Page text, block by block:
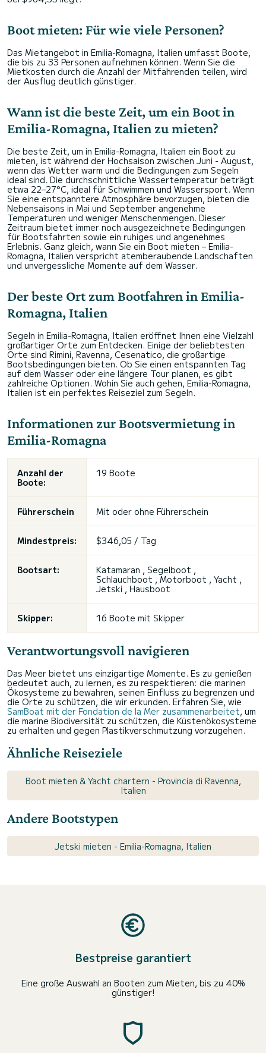
Boot mieten: Für wie viele Personen?
Das Mietangebot in Emilia-Romagna, Italien umfasst Boote,
die bis zu 33 Personen aufnehmen können. Wenn Sie die
Mietkosten durch die Anzahl der Mitfahrenden teilen, wird
der Ausflug deutlich günstiger.
Wann ist die beste Zeit, um ein Boot in
Emilia-Romagna, Italien zu mieten?
Die beste Zeit, um in Emilia-Romagna, Italien ein Boot zu
mieten, ist während der Hochsaison zwischen Juni - August,
wenn das Wetter warm und die Bedingungen zum Segeln
ideal sind. Die durchschnittliche Wassertemperatur beträgt
etwa 22–27°C, ideal für Schwimmen und Wassersport. Wenn
Sie eine entspanntere Atmosphäre bevorzugen, bieten die
Nebensaisons in Mai und September angenehme
Temperaturen und weniger Menschenmengen. Dieser
Zeitraum bietet immer noch ausgezeichnete Bedingungen
für Bootsfahrten sowie ein ruhiges und angenehmes
Erlebnis. Ganz gleich, wann Sie ein Boot mieten – Emilia-
Romagna, Italien verspricht atemberaubende Landschaften
und unvergessliche Momente auf dem Wasser.
Der beste Ort zum Bootfahren in Emilia-
Romagna, Italien
Segeln in Emilia-Romagna, Italien eröffnet Ihnen eine Vielzahl
großartiger Orte zum Entdecken. Einige der beliebtesten
Orte sind Rimini, Ravenna, Cesenatico, die großartige
Bootsbedingungen bieten. Ob Sie einen entspannten Tag
auf dem Wasser oder eine längere Tour planen, es gibt
zahlreiche Optionen. Wohin Sie auch gehen, Emilia-Romagna,
Italien ist ein perfektes Reiseziel zum Segeln.
Informationen zur Bootsvermietung in
Emilia-Romagna
Anzahl der
Boote:
19 Boote
Führerschein Mit oder ohne Führerschein
Mindestpreis: $346,05 / Tag
Bootsart:
Katamaran , Segelboot ,
Schlauchboot , Motorboot , Yacht ,
Jetski , Hausboot
Skipper: 16 Boote mit Skipper
Verantwortungsvoll navigieren
Das Meer bietet uns einzigartige Momente. Es zu genießen
bedeutet auch, zu lernen, es zu respektieren: die marinen
Ökosysteme zu bewahren, seinen Einfluss zu begrenzen und
die Orte zu schützen, die wir erkunden. Erfahren Sie, wie
SamBoat mit der Fondation de la Mer zusammenarbeitet, um
die marine Biodiversität zu schützen, die Küstenökosysteme
zu erhalten und gegen Plastikverschmutzung vorzugehen.
Ähnliche Reiseziele
Boot mieten & Yacht chartern - Provincia di Ravenna,
Italien
Andere Bootstypen
Jetski mieten - Emilia-Romagna, Italien
Bestpreise garantiert
Eine große Auswahl an Booten zum Mieten, bis zu 40%
günstiger!